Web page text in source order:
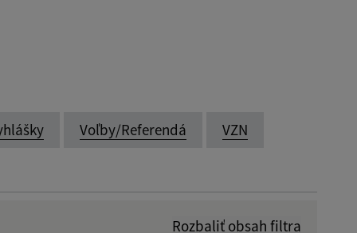
Voľby/Referendá VZN
Rozbaliť obsah filtra